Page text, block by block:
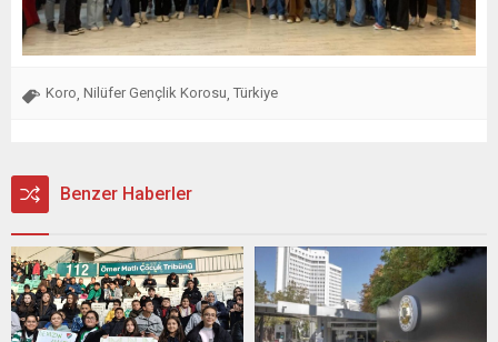
Koro, Nilüfer Gençlik Korosu, Türkiye
Benzer Haberler